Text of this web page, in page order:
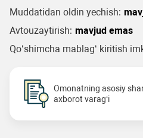
Muddatidan oldin yechish:
Avtouzaytirish: mavjud emas
Qo‘shimcha mablag‘ kiritish
Omonatning asosiy
axborot varag‘i